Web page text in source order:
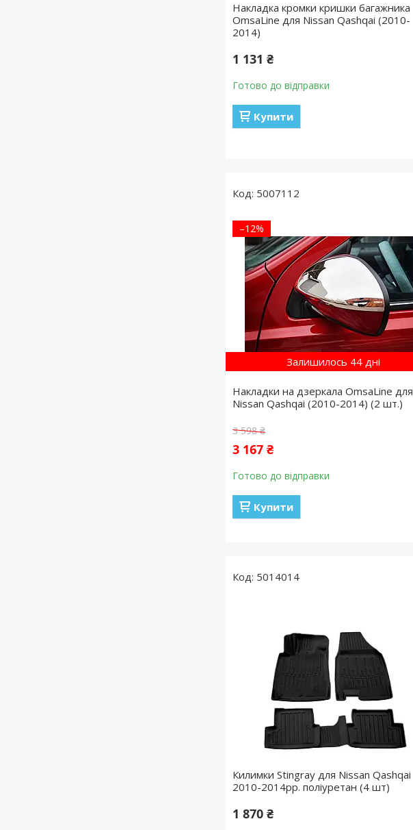
Накладка кромки кришки багажника
OmsaLine для Nissan Qashqai (2010-
2014)
1 131 ₴
Готово до відправки
Купити
5007112
Залишилось 44 дні
–12%
Накладки на дзеркала OmsaLine для
Nissan Qashqai (2010-2014) (2 шт.)
3 598 ₴
3 167 ₴
Готово до відправки
Купити
5014014
Килимки Stingray для Nissan Qashqai
2010-2014рр. поліуретан (4 шт)
1 870 ₴